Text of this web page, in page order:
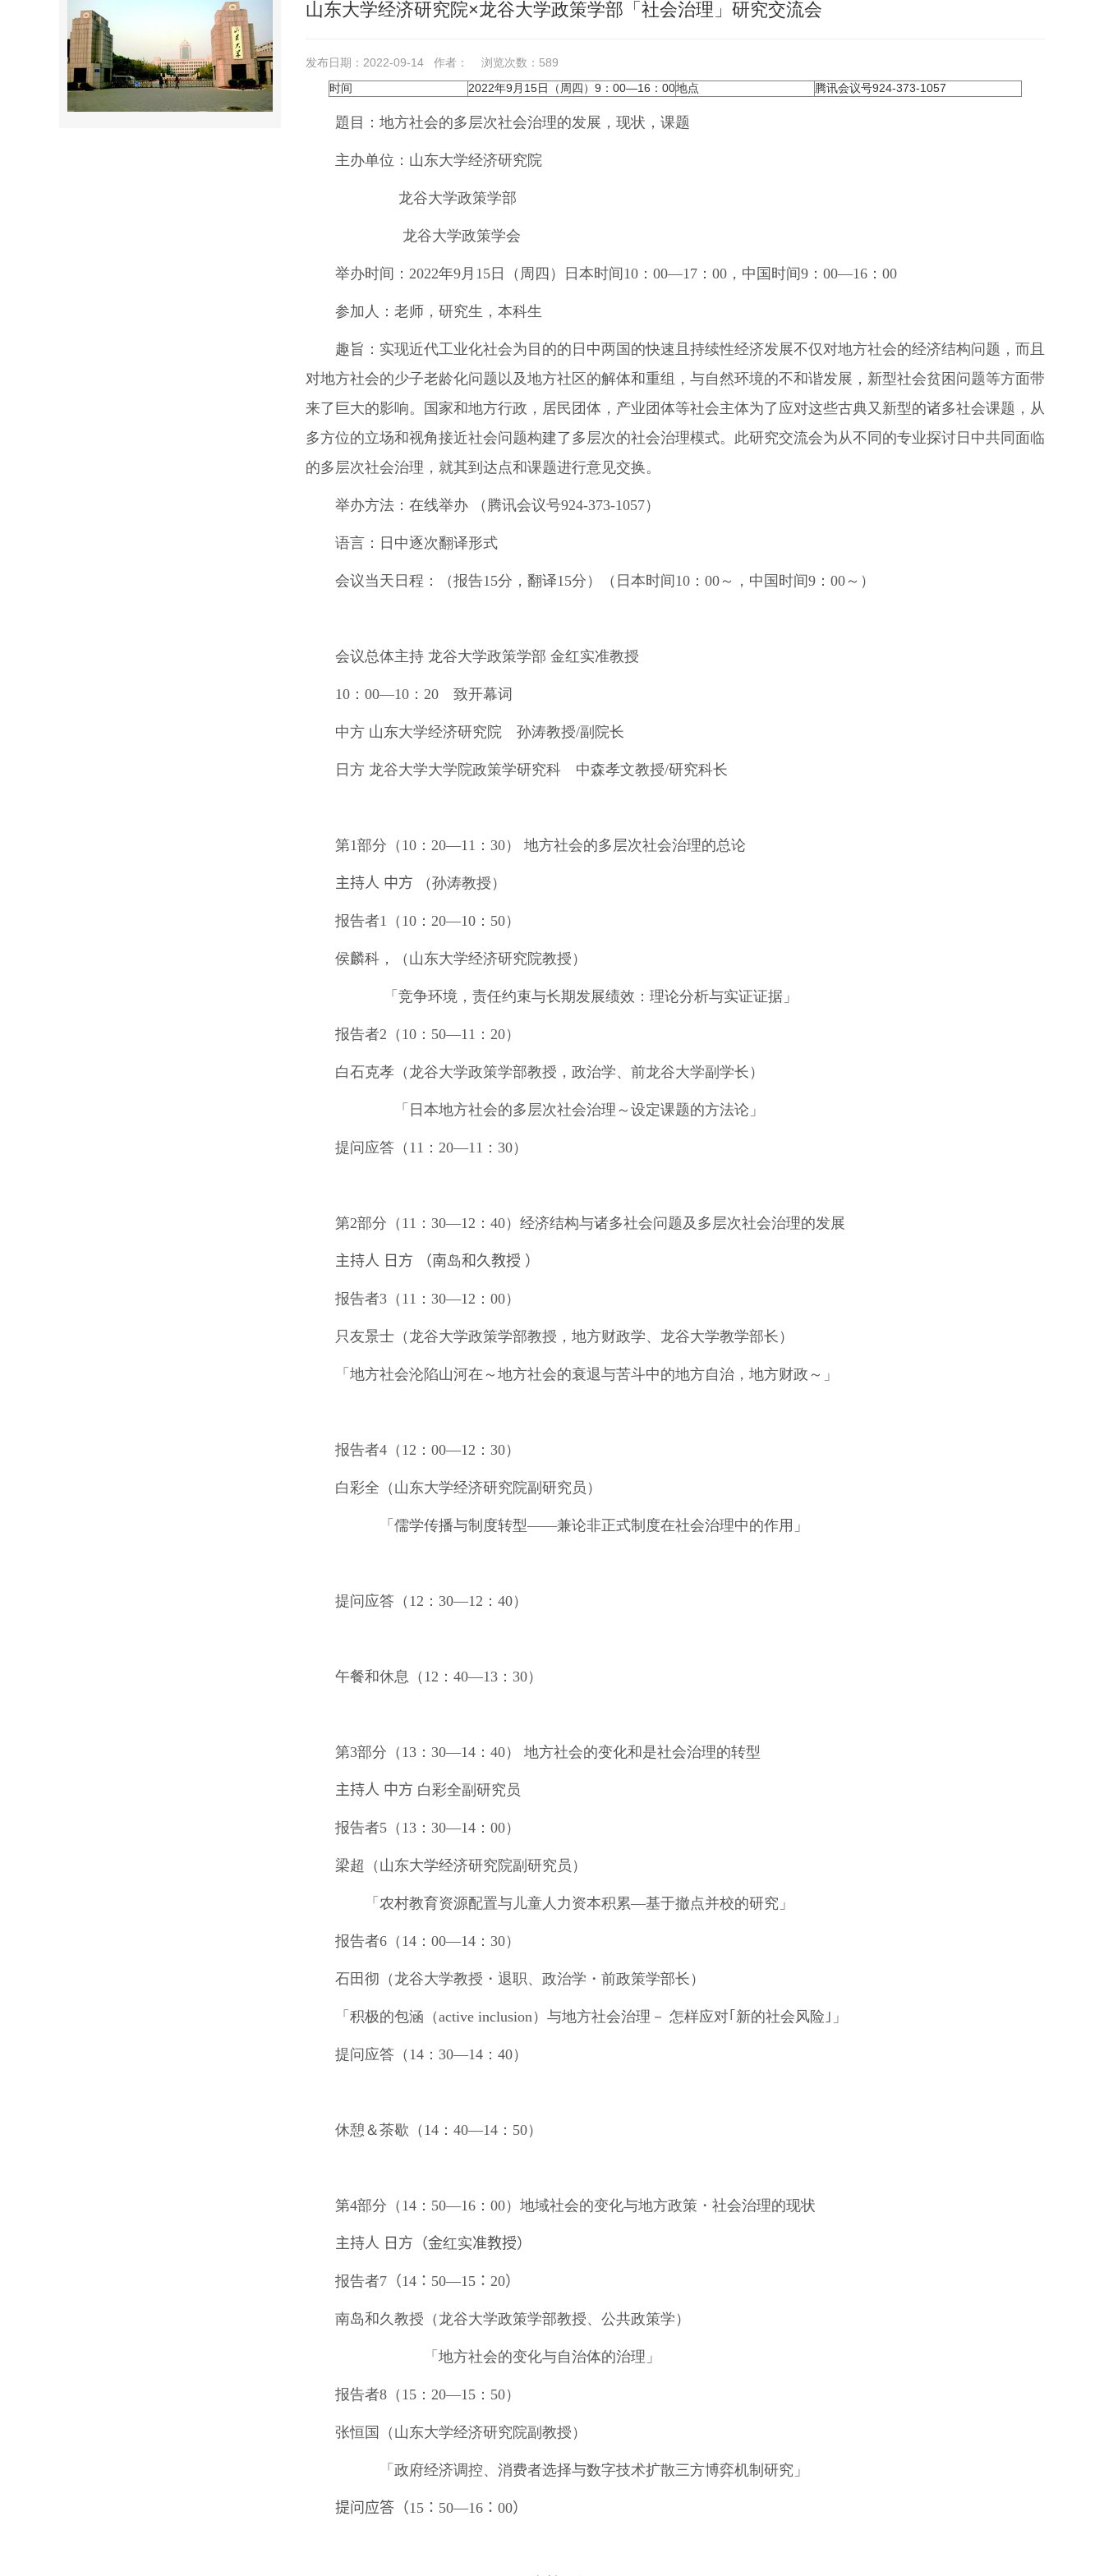
山东大学经济研究院×龙谷大学政策学部「社会治理」研究交流会
发布日期：2022-09-14 作者： 浏览次数： 589
时间
2022年9月15日（周四）9：00―16：00地点 腾讯会议号924-373-1057
題目： 地方社会的多层次社会治理的发展，现状，课题
主办单位： 山东大学经济研究院
龙谷大学政策学部
龙谷大学政策学会
举办时间： 2022年9月 15 日（周四）日本时间 10 ： 00―17 ： 00 ，中国时间9 ： 00―16 ： 00
参加人： 老师，研究生，本科生
趣旨： 实现近代工业化社会为目的的日中两国的快速且持续性经济发展不仅对地方社会的经济结构问题，而且
对地方社会的少子老龄化问题以及地方社区的解体和重组，与自然环境的不和谐发展，新型社会贫困问题等方面带
来了巨大的影响。国家和地方行政，居民团体，产业团体等社会主体为了应对这些古典又新型的诸多社会课题，从
多方位的立场和视角接近社会问题构建了多层次的社会治理模式。此研究交流会为从不同的专业探讨日中共同面临
的多层次社会治理，就其到达点和课题进行意见交换。
举办方法： 在线举办 （腾讯会议号924-373-1057）
语言： 日中逐次翻译形式
会议当天日程： （报告15分，翻译15分）（日本时间 10 ： 00～，中国时间9 ： 00～）
会议总体主持 龙谷大学政策学部 金红实准教授
10 ： 00―10 ： 20 致开幕词
中方 山东大学经济研究院 孙涛教授/副院长
日方 龙谷大学大学院政策学研究科 中森孝文教授/研究科长
第1部分 （ 10 ： 20―11 ： 30） 地方社会的多层次社会治理的总论
主持人 中方 （孙涛教授）
报告者1 （ 10 ： 20―10 ： 50）
侯麟科，（山东大学经济研究院教授）
「竞争环境，责任约束与长期发展绩效：理论分析与实证证据」
报告者2 （ 10 ： 50―11 ： 20）
白石克孝（龙谷大学政策学部教授，政治学、前龙谷大学副学长）
「日本地方社会的多层次社会治理～设定课题的方法论」
提问应答（ 11 ： 20―11 ： 30）
第2部分 （ 11 ： 30―12 ： 40）经济结构与诸多社会问题及多层次社会治理的发展
主持人 日方 （南岛和久教授 ）
报告者3 （ 11 ： 30―12 ： 00）
只友景士（龙谷大学政策学部教授，地方财政学、龙谷大学教学部长）
「地方社会沦陷山河在～地方社会的衰退与苦斗中的地方自治，地方财政～」
报告者4 （ 12 ： 00―12 ： 30）
白彩全（山东大学经济研究院副研究员）
「儒学传播与制度转型——兼论非正式制度在社会治理中的作用」
提问应答（ 12 ： 30―12 ： 40）
午餐和休息（ 12 ： 40―13 ： 30）
第3部分 （ 13 ： 30―14 ： 40） 地方社会的变化和是社会治理的转型
主持人 中方 白彩全副研究员
报告者5 （ 13 ： 30―14 ： 00）
梁超（山东大学经济研究院副研究员）
「农村教育资源配置与儿童人力资本积累—基于撤点并校的研究」
报告者6 （ 14 ： 00―14 ： 30）
石田彻（龙谷大学教授・退职、政治学・前政策学部长）
「积极的包涵（active inclusion）与地方社会治理－ 怎样应对｢新的社会风险｣」
提问应答（ 14 ： 30―14 ： 40）
休憩＆茶歇（ 14 ： 40―14 ： 50）
第4部分 （ 14 ： 50―16 ： 00）地域社会的变化与地方政策・社会治理的现状
主持人 日方（金红实准教授）
报告者7 （14 ： 50―15 ： 20）
南岛和久教授（龙谷大学政策学部教授、公共政策学）
「地方社会的变化与自治体的治理」
报告者8 （ 15 ： 20―15 ： 50）
张恒国（山东大学经济研究院副教授）
「政府经济调控、消费者选择与数字技术扩散三方博弈机制研究」
提问应答（15 ： 50―16 ： 00）